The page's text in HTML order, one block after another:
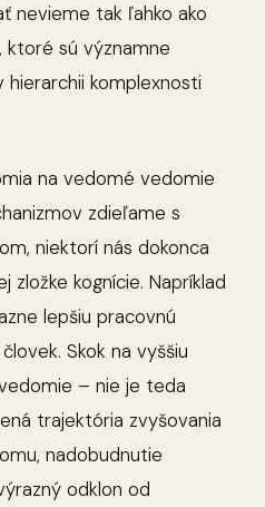
nevieme tak ľahko ako
ktoré sú významne
komplexnosti
na vedomé vedomie
zdieľame s
niektorí nás dokonca
zložke kognície. Napríklad
lepšiu pracovnú
Skok na vyššiu
– nie je teda
trajektória zvyšovania
nadobudnutie
odklon od